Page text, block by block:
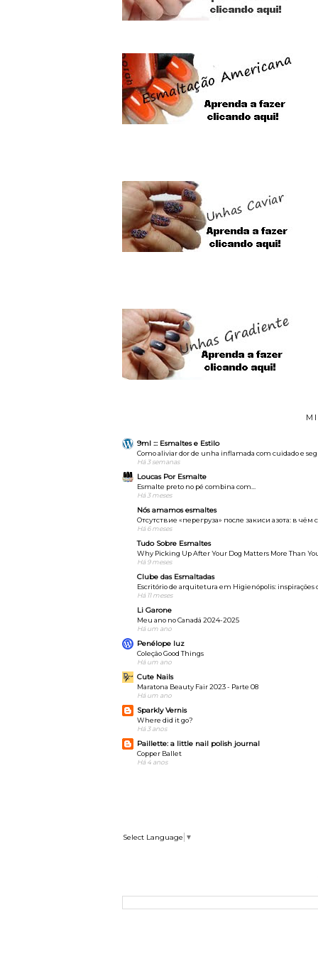
9ml ::: Esmaltes e Estilo
Como aliviar dor de unha inflamada com cuidado e
Há 3 semanas
Loucas Por Esmalte
Esmalte preto no pé combina com…
Há 3 meses
Nós amamos esmaltes
Отсутствие «перегруза» после закиси азота: в
Há 6 meses
Tudo Sobre Esmaltes
Why Picking Up After Your Dog Matters More Than
Há 9 meses
Clube das Esmaltadas
Escritório de arquitetura em Higienópolis: inspirações
Há 11 meses
Li Garone
Meu ano no Canadá 2024-2025
Há um ano
Penélope luz
Coleção Good Things
Há um ano
Cute Nails
Maratona Beauty Fair 2023 - Parte 08
Há um ano
Sparkly Vernis
Where did it go?
Há 3 anos
Paillette: a little nail polish journal
Copper Ballet
Há 4 anos
Select Language ▼